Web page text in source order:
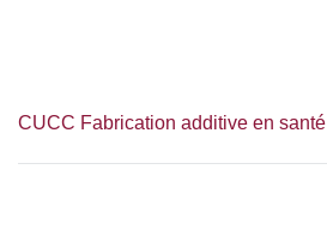
CUCC Fabrication additive en santé